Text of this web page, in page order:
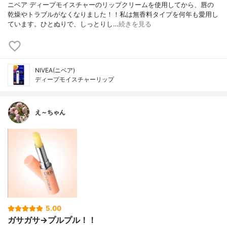
ニベア ディープモイスチャーのリップクリームを使用してから、唇の
乾燥やトラブルがなくなりました！！私は無香料タイプを何年も愛用し
ています。ひとぬりで、しっとりし…続きを見る
NIVEA(ニベア)
ディープモイスチャーリップ
え～ちゃん
5.00
ガサガサ→プルプル！！